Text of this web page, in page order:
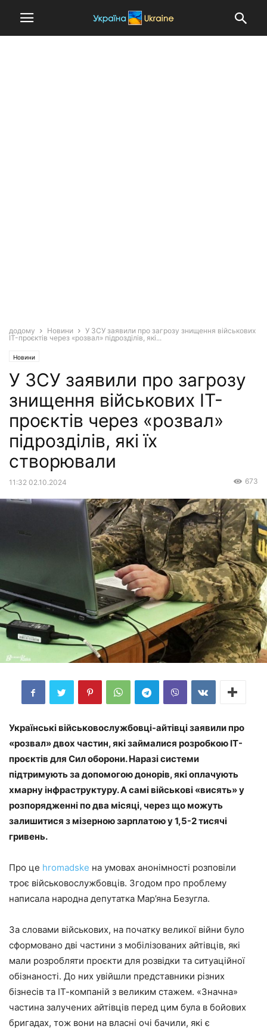
додому Новини
У ЗСУ заявили про загрозу знищення військових
IT-проєктів через «розвал» підрозділів, які...
Новини
У ЗСУ заявили про загрозу
знищення військових IT-
проєктів через «розвал»
підрозділів, які їх
створювали
11:32 02.10.2024 673
Українські військовослужбовці-айтівці заявили про
«розвал» двох частин, які займалися розробкою IT-
проєктів для Сил оборони. Наразі системи
підтримують за допомогою донорів, які оплачують
хмарну інфраструктуру. А самі військові «висять» у
розпорядженні по два місяці, через що можуть
залишитися з мізерною зарплатою у 1,5-2 тисячі
гривень.
Про це hromadske на умовах анонімності розповіли
троє військовослужбовців. Згодом про проблему
написала народна депутатка Мар’яна Безугла.
За словами військових, на початку великої війни було
сформовано дві частини з мобілізованих айтівців, які
мали розробляти проєкти для розвідки та ситуаційної
обізнаності. До них увійшли представники різних
бізнесів та ІТ-компаній з великим стажем. «Значна»
частина залучених айтівців перед цим була в бойових
бригадах, тож вони на власні очі бачили, які є